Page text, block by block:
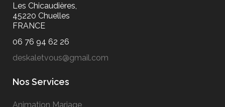
Les Chicaudières,
45220 Chuelles
FRANCE
06 76 94 62 26
deskaletvous@gmail.com
Nos Services
Animation Mariage